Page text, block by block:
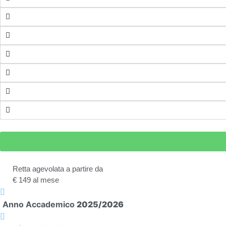
Retta agevolata a partire da
€ 149 al mese
Anno Accademico 2025/2026